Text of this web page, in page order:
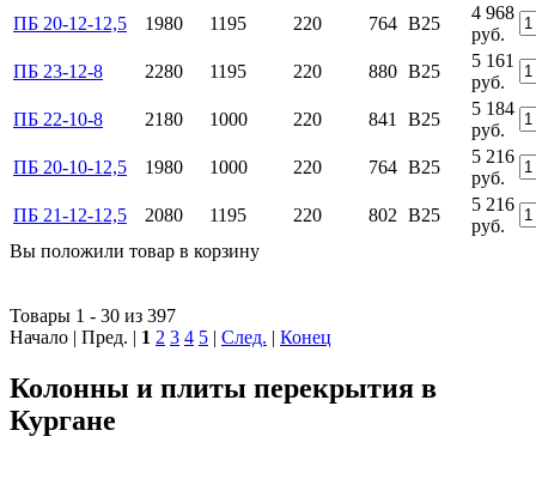
ПБ 20-12-12,5
1980 1195 220 764 B25
4 968
руб.
ПБ 23-12-8
2280 1195 220 880 B25
5 161
руб.
ПБ 22-10-8
2180 1000 220 841 B25
5 184
руб.
ПБ 20-10-12,5
1980 1000 220 764 B25
5 216
руб.
ПБ 21-12-12,5
2080 1195 220 802 B25
5 216
руб.
Вы положили товар в корзину
Товары 1 - 30 из 397
Начало | Пред. | 1 2 3 4 5 | След. | Конец
Колонны и плиты перекрытия в
Кургане